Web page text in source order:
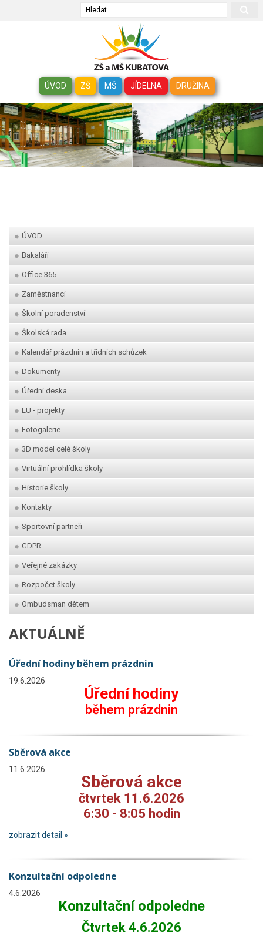
Hledat
ÚVOD ZŠ MŠ JÍDELNA DRUŽINA
ÚVOD
Bakaláři
Office 365
Zaměstnanci
Školní poradenství
Školská rada
Kalendář prázdnin a třídních schůzek
Dokumenty
Úřední deska
EU - projekty
Fotogalerie
3D model celé školy
Virtuální prohlídka školy
Historie školy
Kontakty
Sportovní partneři
GDPR
Veřejné zakázky
Rozpočet školy
Ombudsman dětem
AKTUÁLNĚ
Úřední hodiny během prázdnin
19.6.2026
Úřední hodiny
během prázdnin
Sběrová akce
11.6.2026
Sběrová akce
čtvrtek 11.6.2026
6:30 - 8:05 hodin
zobrazit detail »
Konzultační odpoledne
4.6.2026
Konzultační odpoledne
Čtvrtek 4.6.2026